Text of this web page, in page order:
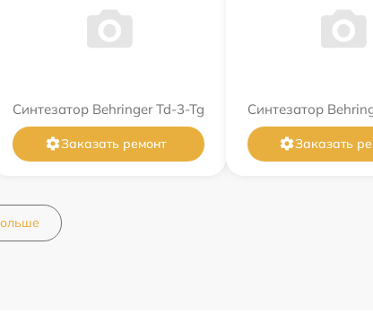
Синтезатор Behringer Td-3-Tg
Заказать ремонт
Синтезатор
Заказать